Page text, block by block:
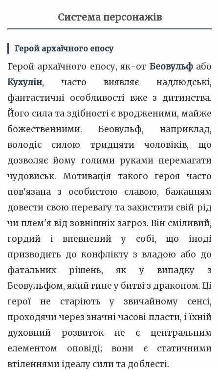
Система персонажів
Герой архаїчного епосу
Герой архаїчного епосу, як-от Беовульфабо
Кухулін, часто виявляє надлюдські,
фантастичні особливості вже з дитинства.
Його сила та здібності є вродженими, майже
божественними. Беовульф, наприклад,
володіє силою тридцяти чоловіків, що
дозволяє йому голими руками перемагати
чудовиськ. Мотивація такого героя часто
пов'язана з особистою славою, бажанням
довести свою перевагу та захистити свій рід
чи плем'я від зовнішніх загроз. Він сміливий,
гордий і впевнений у собі, що іноді
призводить до конфлікту з владою або до
фатальних рішень, як у випадку з
Беовульфом, який гине у битві з драконом. Ці
герої не старіють у звичайному сенсі,
проходячи через значні часові пласти, і їхній
духовний розвиток не є центральним
елементом оповіді; вони є статичними
втіленнями ідеалу сили та доблесті.